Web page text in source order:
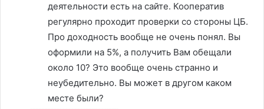
деятельности есть на сайте. Кооператив
регулярно проходит проверки со стороны ЦБ.
Про доходность вообще не очень понял. Вы
оформили на 5%, а получить Вам обещали
около 10? Это вообще очень странно и
неубедительно. Вы может в другом каком
месте были?